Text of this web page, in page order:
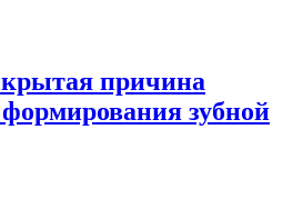
причина
зубной